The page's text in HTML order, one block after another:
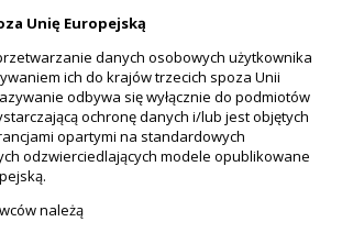
Unię Europejską
danych osobowych użytkownika
ich do krajów trzecich spoza Unii
odbywa się wyłącznie do podmiotów
ochronę danych i/lub jest objętych
opartymi na standardowych
odzwierciedlających modele opublikowane
należą